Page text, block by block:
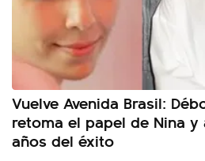
Vuelve Avenida Brasil:
retoma el papel de Nina y
años del éxito